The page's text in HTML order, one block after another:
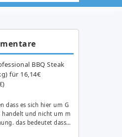
BBQ Steak
für 16,14€
dass es sich hier um G
und nicht um m
das bedeutet dass…